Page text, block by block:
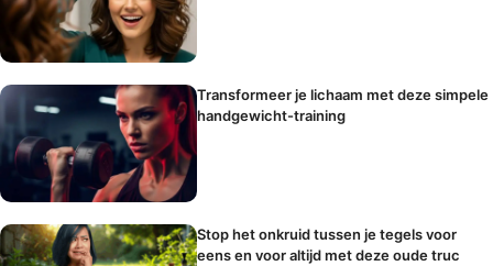
Transformeer je lichaam met deze simpele
handgewicht-training
Stop het onkruid tussen je tegels voor
eens en voor altijd met deze oude truc